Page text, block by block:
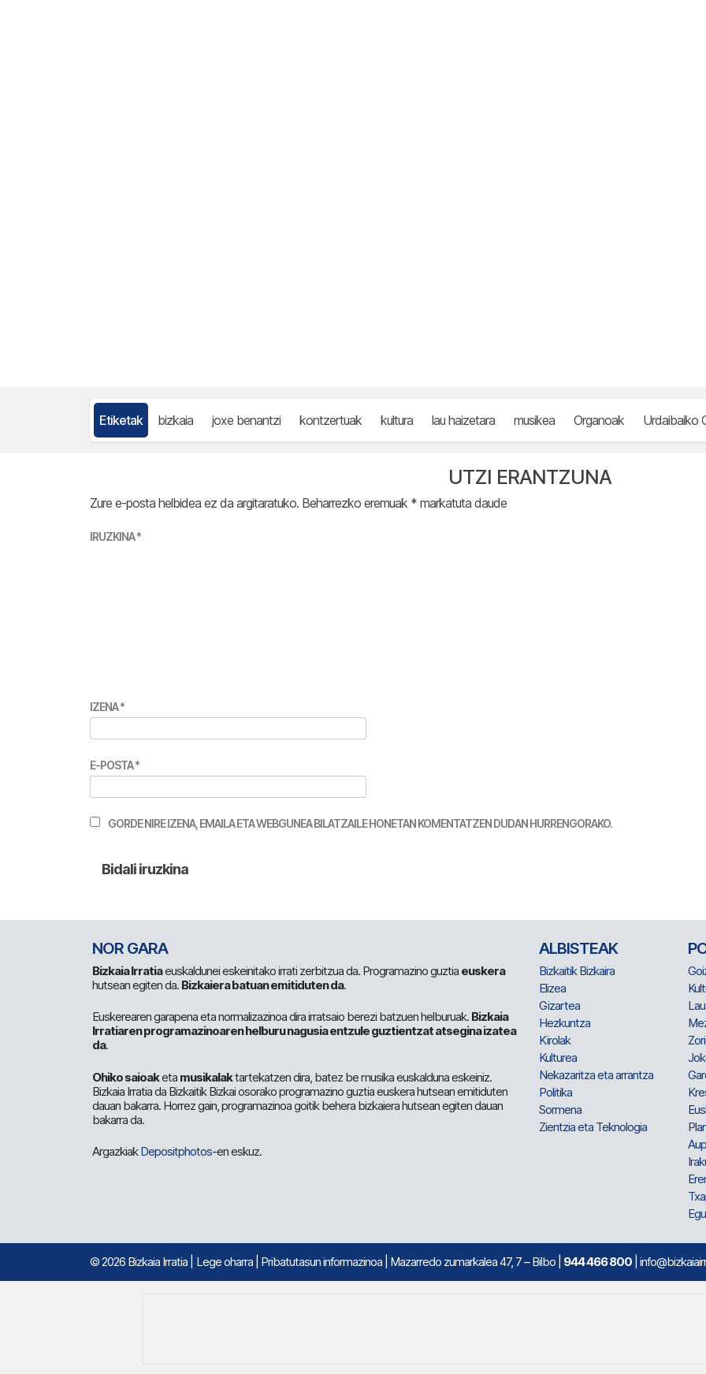
Etiketak bizkaia joxe benantzi kontzertuak kultura lau haizetara musikea Organoak Urdaibaiko
UTZI ERANTZUNA
Zure e-posta helbidea ez da argitaratuko. Beharrezko eremuak * markatuta daude
IRUZKINA*
IZENA*
E-POSTA*
GORDE NIRE IZENA, EMAILA ETA WEBGUNEA BILATZAILE HONETAN KOMENTATZEN DUDAN HURRENGORAKO.
NOR GARA
Bizkaia Irratiaeuskaldunei eskeinitako irrati zerbitzua da. Programazino guztia euskera
hutsean egiten da. Bizkaiera batuan emitiduten da.
Euskerearen garapena eta normalizazinoa dira irratsaio berezi batzuen helburuak. Bizkaia
Irratiaren programazinoaren helburu nagusia entzule guztientzat atsegina izatea
da.
Ohiko saioaketa musikalaktartekatzen dira, batez be musika euskalduna eskeiniz.
Bizkaia Irratia da Bizkaitik Bizkai osorako programazino guztia euskera hutsean emitiduten
dauan bakarra. Horrez gain, programazinoa goitik behera bizkaiera hutsean egiten dauan
bakarra da.
ArgazkiakDepositphotos-en eskuz.
ALBISTEAK
Bizkaitik Bizkaira
Elizea
Gizartea
Hezkuntza
Kirolak
Kulturea
Nekazaritza eta arrantza
Politika
Sormena
Zientzia eta Teknologia
© 2026 Bizkaia Irratia Lege oharra Pribatutasun informazinoa | Mazarredo zumarkalea 47, 7 – Bilbo | 944 466 800 |